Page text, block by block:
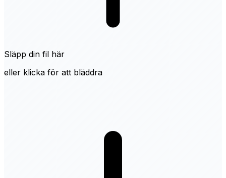
Släpp din fil här
eller klicka för att bläddra